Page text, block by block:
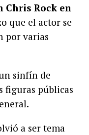
Rock en
que el actor se
por varias
sinfín de
figuras públicas
a ser tema